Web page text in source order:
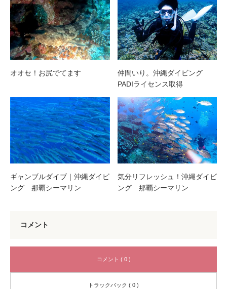
オオセ！お尻でてます
仲間いり。沖縄ダイビング
PADIライセンス取得
ギャンブルダイブ｜沖縄ダイビ
ング 那覇シーマリン
気分リフレッシュ！沖縄ダイビ
ング 那覇シーマリン
コメント
コメント ( 0 )
トラックバック ( 0 )